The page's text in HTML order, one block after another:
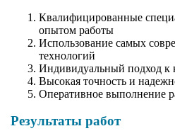
Квалифицированные
опытом работы
Использование самых
технологий
Индивидуальный подход к
Высокая точность и
Оперативное выполнение
Результаты работ